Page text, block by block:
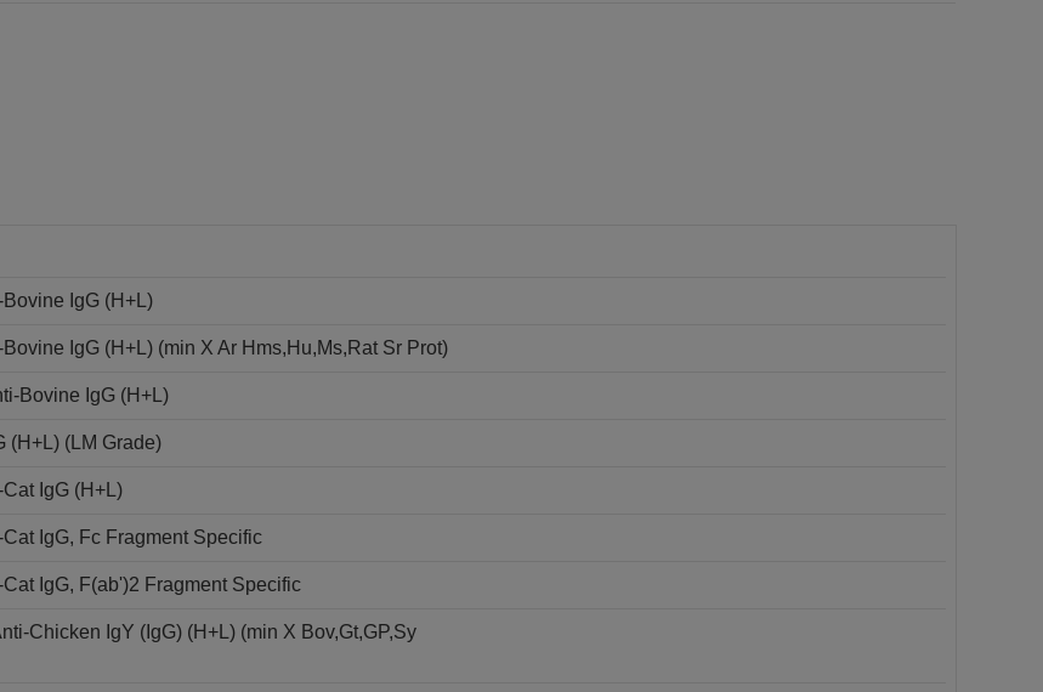
IgG (H+L)
IgG (H+L) (min X Ar Hms,Hu,Ms,Rat Sr Prot)
Bovine IgG (H+L)
(H+L) (LM Grade)
IgG (H+L)
IgG, Fc Fragment Specific
IgG, F(ab')2 Fragment Specific
Chicken IgY (IgG) (H+L) (min X Bov,Gt,GP,Sy